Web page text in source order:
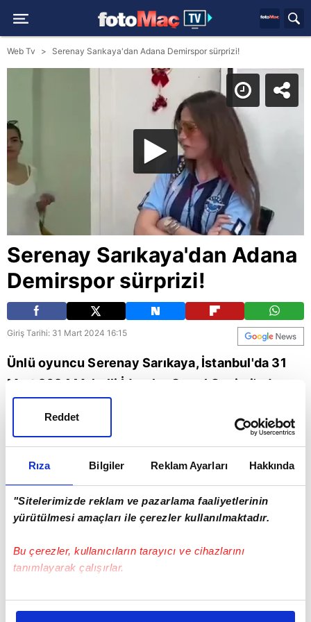
Rıza Bilgiler Reklam Ayarları Hakkında
"Sitelerimizde reklam ve pazarlama faaliyetlerinin
yürütülmesi amaçları ile çerezler kullanılmaktadır.
Bu çerezler, kullanıcıların tarayıcı ve cihazlarını
tanımlayarak çalışırlar.
Bu çerezlere izin vermeniz halinde sizlere özel
Reddet
Web Tv Serenay Sarıkaya'dan Adana Demirspor sürprizi!
Serenay Sarıkaya'dan Adana
Demirspor sürprizi!
Giriş Tarihi: 31 Mart 2024 16:15
Ünlü oyuncu Serenay Sarıkaya, İstanbul'da 31
Mart 2024 Mahalli İdareler Genel Seçimi'nde oy
kullanmaya Adana Demirspor formasıyla geldi.
Serenay Sarıkaya Adana Demirspor